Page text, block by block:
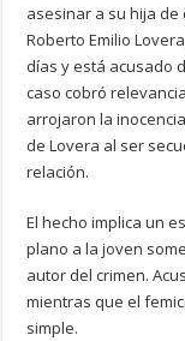
asesinar a su hija de
Roberto Emilio
días y está acusado
caso cobró
arrojaron la
de Lovera al ser
relación.
El hecho implica un
plano a la joven
autor del crimen.
mientras que el
simple.